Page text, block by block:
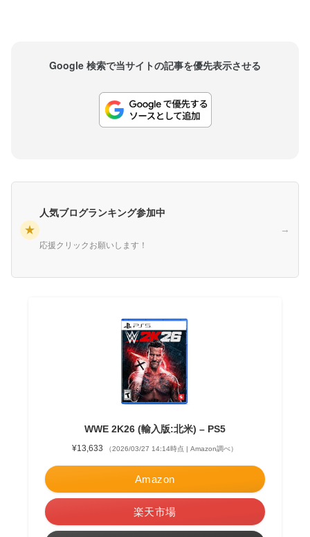
Google 検索で当サイトの記事を優先表示させる
★
人気ブログランキング参加中
応援クリックお願いします！
→
WWE 2K26 (輸入版:北米) – PS5
¥13,633 （2026/03/27 14:14時点 | Amazon調べ）
Amazon
楽天市場